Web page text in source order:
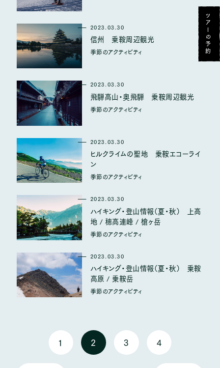
春夏秋冬、心震える感動が待っています
乗鞍のアクティビティ
スノーシュー＆E-BIKEで遊ぶ 上高地・乗
鞍高原
スノーシューツアー＆E-BIKEツア
ー
Recruitment
採用情報
長期滞在のための特別プラン
長期滞在プラン（4泊以上）
GiFT NORiKURA
お山の恵みを味わえるcafe
のりくら自然保育 木のこ
宿泊者向け託児予約
ツアーの予約
2023.03.30
信州 乗鞍周辺観光
季節のアクティビティ
2023.03.30
飛騨高山・奥飛騨 乗鞍周辺観光
季節のアクティビティ
2023.03.30
ヒルクライムの聖地 乗鞍エコーライ
ン
季節のアクティビティ
2023.03.30
ハイキング・登山情報（夏・秋） 上高
地 / 穂高連峰 / 槍ヶ岳
季節のアクティビティ
2023.03.30
ハイキング・登山情報（夏・秋） 乗鞍
高原 / 乗鞍岳
季節のアクティビティ
1 2 3 4